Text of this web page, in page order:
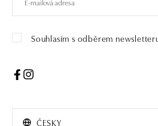
Souhlasím s odběrem
ČESKY